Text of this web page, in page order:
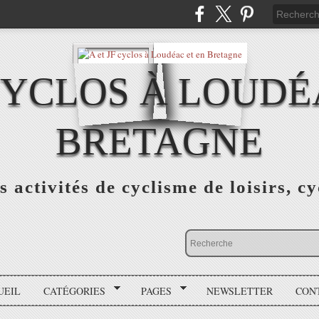
À
BRETAGNE
activités de cyclisme de loisirs,
CATÉGORIES PAGES NEWSLETTER